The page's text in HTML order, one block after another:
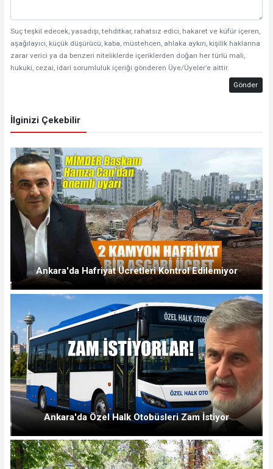
Suç teşkil edecek, yasadışı, tehditkar, rahatsız edici, hakaret ve küfür içeren,
aşağılayıcı, küçük düşürücü, kaba, müstehcen, ahlaka aykırı, kişilik haklarına
zarar verici ya da benzeri niteliklerde içeriklerden doğan her türlü mali,
hukuki, cezai, idari sorumluluk içeriği gönderen Üye/Üyeler’e aittir.
Gönder
İlginizi Çekebilir
Ankara'da Hafriyat Ücretleri Kontrol Edilemiyor
Ankara'da Özel Halk Otobüsleri Zam İstiyor